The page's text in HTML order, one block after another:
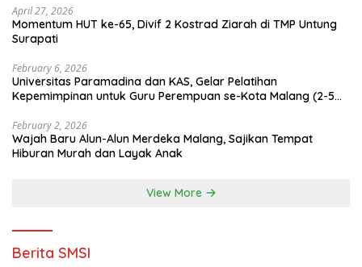
April 27, 2026
Momentum HUT ke-65, Divif 2 Kostrad Ziarah di TMP Untung
Surapati
February 6, 2026
Universitas Paramadina dan KAS, Gelar Pelatihan
Kepemimpinan untuk Guru Perempuan se-Kota Malang (2-5
February 2, 2026
Wajah Baru Alun-Alun Merdeka Malang, Sajikan Tempat
Hiburan Murah dan Layak Anak
View More
Berita SMSI